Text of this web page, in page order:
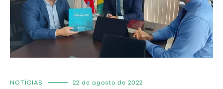
NOTÍCIAS 22 de agosto de 2022